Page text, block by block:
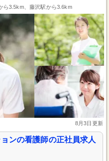
ら3.5km、藤沢駅から3.6km
8月3日更新
ンの看護師の正社員求人